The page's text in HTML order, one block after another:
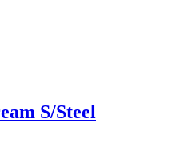
S/Steel